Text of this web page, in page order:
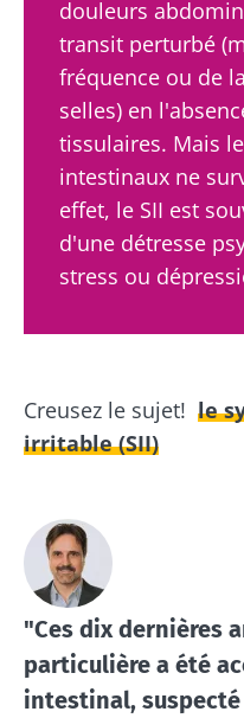
douleurs
transit perturbé
fréquence ou de
selles) en
tissulaires. Mais
intestinaux ne
effet, le SII est
d'une détresse
stress ou
Creusez le sujet! le
irritable (SII)
"Ces dix dernières
particulière a été
intestinal,